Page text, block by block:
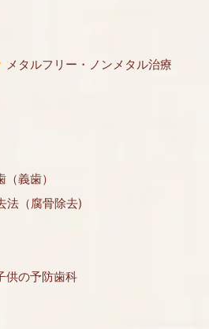
メタルフリー・ノンメタル治療
（義歯）
法（腐骨除去)
供の予防歯科